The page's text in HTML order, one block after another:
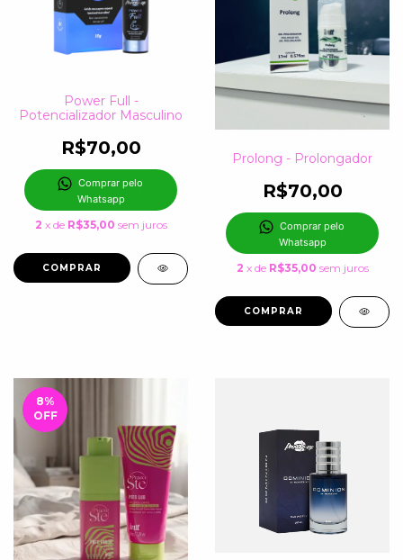
Power Full -
Potencializador Masculino
R$70,00
Comprar pelo
Whatsapp
2 x de R$35,00 sem juros
Prolong - Prolongador
R$70,00
Comprar pelo
Whatsapp
2 x de R$35,00 sem juros
8%
OFF